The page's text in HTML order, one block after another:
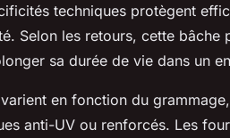
techniques protègent
Selon les retours, cette bâche
sa durée de vie dans un
en fonction du
anti-UV ou renforcés. Les